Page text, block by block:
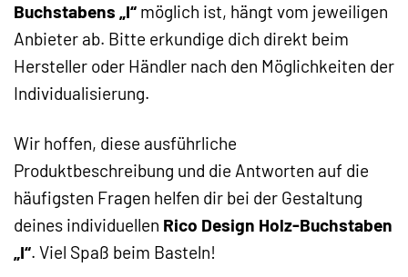
Buchstabens „I“ möglich ist, hängt vom jeweiligen
Anbieter ab. Bitte erkundige dich direkt beim
Hersteller oder Händler nach den Möglichkeiten der
Individualisierung.
Wir hoffen, diese ausführliche
Produktbeschreibung und die Antworten auf die
häufigsten Fragen helfen dir bei der Gestaltung
deines individuellen Rico Design Holz-Buchstaben
„I“. Viel Spaß beim Basteln!